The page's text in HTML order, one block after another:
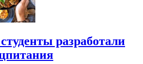
разработали